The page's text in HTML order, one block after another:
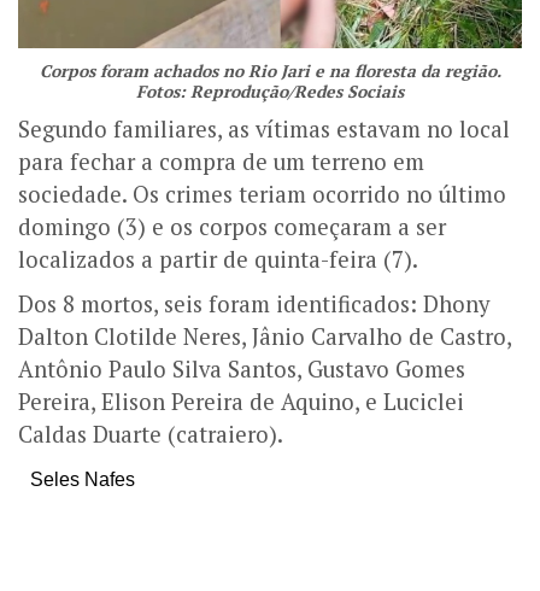
Corpos foram achados no Rio Jari e na floresta da região.
Fotos: Reprodução/Redes Sociais
Segundo familiares, as vítimas estavam no local
para fechar a compra de um terreno em
sociedade. Os crimes teriam ocorrido no último
domingo (3) e os corpos começaram a ser
localizados a partir de quinta-feira (7).
Dos 8 mortos, seis foram identificados: Dhony
Dalton Clotilde Neres, Jânio Carvalho de Castro,
Antônio Paulo Silva Santos, Gustavo Gomes
Pereira, Elison Pereira de Aquino, e Luciclei
Caldas Duarte (catraiero).
Seles Nafes